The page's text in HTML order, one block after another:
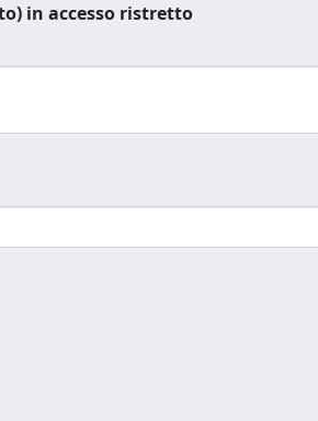
in accesso ristretto